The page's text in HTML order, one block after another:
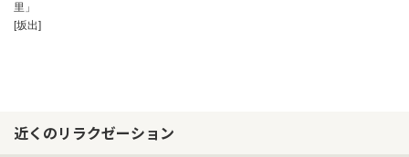
里」
[坂出]
近くのリラクゼーション